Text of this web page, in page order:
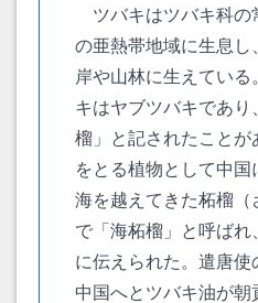
ツバキはツバキ科の
の亜熱帯地域に生息し
岸や山林に生えてい
キはヤブツバキであ
榴」と記されたことが
をとる植物として中
海を越えてきた柘榴（
で「海柘榴」と呼ばれ
に伝えられた。遣唐使
中国へとツバキ油が朝